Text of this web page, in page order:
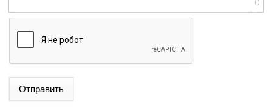
Отправить
ԱԴՐԲԵՋԱՆԻ ԱԳ ՆԱԽԱՐԱՐ ՋԵՅՀՈՒՆ ԲԱՅՐԱՄՈՎԸ